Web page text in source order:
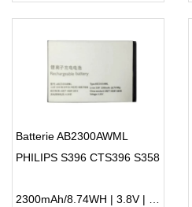
Batterie AB2300AWML
PHILIPS S396 CTS396 S358
2300mAh/8.74WH | 3.8V | Li-ion ...